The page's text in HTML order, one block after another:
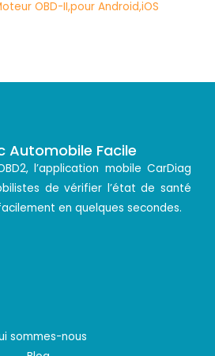
Automobile Facile
l’application mobile CarDiag
de vérifier l’état de santé
en quelques secondes.
sommes-nous